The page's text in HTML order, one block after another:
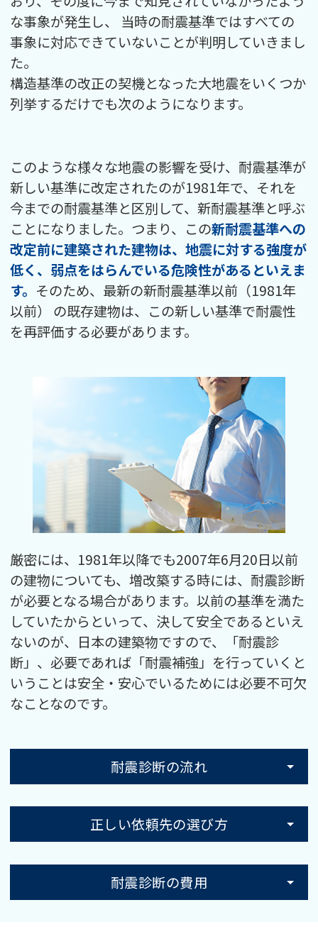
な事象が発生し、
当時の耐震基準ではすべての
事象に対応できていないことが判明していきまし
た。
構造基準の改正の契機となった大地震をいくつか
列挙するだけでも次のようになります。
このような様々な地震の影響を受け、耐震基準が
新しい基準に改定されたのが1981年で、それを
今までの耐震基準と区別して、新耐震基準と呼ぶ
ことになりました。つまり、この新耐震基準への
改定前に建築された建物は、地震に対する強度が
低く、弱点をはらんでいる危険性があるといえま
す。 そのため、最新の新耐震基準以前（1981年
以前） の既存建物は、この新しい基準で耐震性
を再評価する必要があります。
厳密には、1981年以降でも2007年6月20日以前
の建物についても、増改築する時には、耐震診断
が必要となる場合があります。以前の基準を満た
していたからといって、決して安全であるといえ
ないのが、日本の建築物ですので、「耐震診
断」、必要であれば「耐震補強」を行っていくと
いうことは安全・安心でいるためには必要不可欠
なことなのです。
耐震診断の流れ
正しい依頼先の選び方
耐震診断の費用